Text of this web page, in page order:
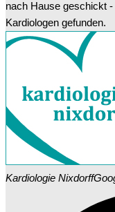
nach Hause geschickt
Kardiologen gefunden.
Kardiologie Nixdorff